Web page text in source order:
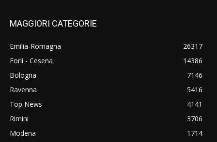
MAGGIORI CATEGORIE
Emilia-Romagna
26317
Forlì - Cesena
14386
Bologna
7146
Ravenna
5416
Top News
4141
Rimini
3706
Modena
1714